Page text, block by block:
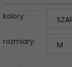
kolory:
rozmiary: